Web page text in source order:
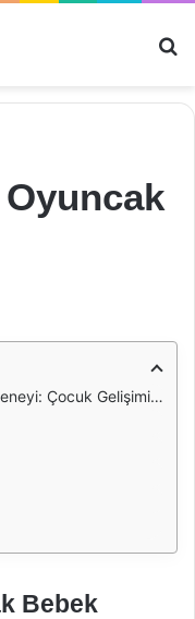
Yenilikçi Bir Yaklaşım
Bebek